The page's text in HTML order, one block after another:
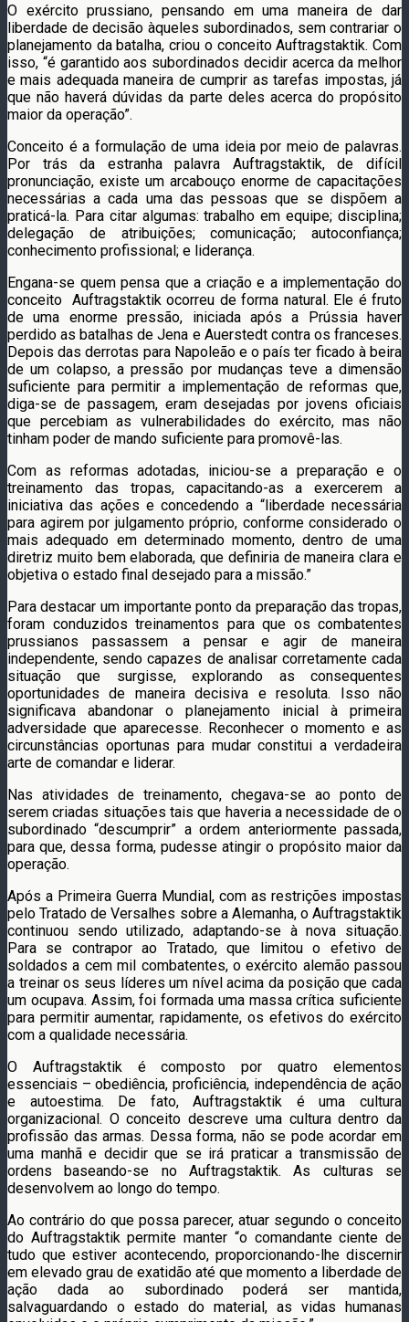
O exército prussiano, pensando em uma maneira de dar
liberdade de decisão àqueles subordinados, sem contrariar o
planejamento da batalha, criou o conceito Auftragstaktik. Com
isso, “é garantido aos subordinados decidir acerca da melhor
e mais adequada maneira de cumprir as tarefas impostas, já
que não haverá dúvidas da parte deles acerca do propósito
maior da operação”.
Conceito é a formulação de uma ideia por meio de palavras.
Por trás da estranha palavra Auftragstaktik, de difícil
pronunciação, existe um arcabouço enorme de capacitações
necessárias a cada uma das pessoas que se dispõem a
praticá-la. Para citar algumas: trabalho em equipe; disciplina;
delegação de atribuições; comunicação; autoconfiança;
conhecimento profissional; e liderança.
Engana-se quem pensa que a criação e a implementação do
conceito Auftragstaktik ocorreu de forma natural. Ele é fruto
de uma enorme pressão, iniciada após a Prússia haver
perdido as batalhas de Jena e Auerstedt contra os franceses.
Depois das derrotas para Napoleão e o país ter ficado à beira
de um colapso, a pressão por mudanças teve a dimensão
suficiente para permitir a implementação de reformas que,
diga-se de passagem, eram desejadas por jovens oficiais
que percebiam as vulnerabilidades do exército, mas não
tinham poder de mando suficiente para promovê-las.
Com as reformas adotadas, iniciou-se a preparação e o
treinamento das tropas, capacitando-as a exercerem a
iniciativa das ações e concedendo a “liberdade necessária
para agirem por julgamento próprio, conforme considerado o
mais adequado em determinado momento, dentro de uma
diretriz muito bem elaborada, que definiria de maneira clara e
objetiva o estado final desejado para a missão.”
Para destacar um importante ponto da preparação das tropas,
foram conduzidos treinamentos para que os combatentes
prussianos passassem a pensar e agir de maneira
independente, sendo capazes de analisar corretamente cada
situação que surgisse, explorando as consequentes
oportunidades de maneira decisiva e resoluta. Isso não
significava abandonar o planejamento inicial à primeira
adversidade que aparecesse. Reconhecer o momento e as
circunstâncias oportunas para mudar constitui a verdadeira
arte de comandar e liderar.
Nas atividades de treinamento, chegava-se ao ponto de
serem criadas situações tais que haveria a necessidade de o
subordinado “descumprir” a ordem anteriormente passada,
para que, dessa forma, pudesse atingir o propósito maior da
operação.
Após a Primeira Guerra Mundial, com as restrições impostas
pelo Tratado de Versalhes sobre a Alemanha, o Auftragstaktik
continuou sendo utilizado, adaptando-se à nova situação.
Para se contrapor ao Tratado, que limitou o efetivo de
soldados a cem mil combatentes, o exército alemão passou
a treinar os seus líderes um nível acima da posição que cada
um ocupava. Assim, foi formada uma massa crítica suficiente
para permitir aumentar, rapidamente, os efetivos do exército
com a qualidade necessária.
O Auftragstaktik é composto por quatro elementos
essenciais – obediência, proficiência, independência de ação
e autoestima. De fato, Auftragstaktik é uma cultura
organizacional. O conceito descreve uma cultura dentro da
profissão das armas. Dessa forma, não se pode acordar em
uma manhã e decidir que se irá praticar a transmissão de
ordens baseando-se no Auftragstaktik. As culturas se
desenvolvem ao longo do tempo.
Ao contrário do que possa parecer, atuar segundo o conceito
do Auftragstaktik permite manter “o comandante ciente de
tudo que estiver acontecendo, proporcionando-lhe discernir
em elevado grau de exatidão até que momento a liberdade de
ação dada ao subordinado poderá ser mantida,
salvaguardando o estado do material, as vidas humanas